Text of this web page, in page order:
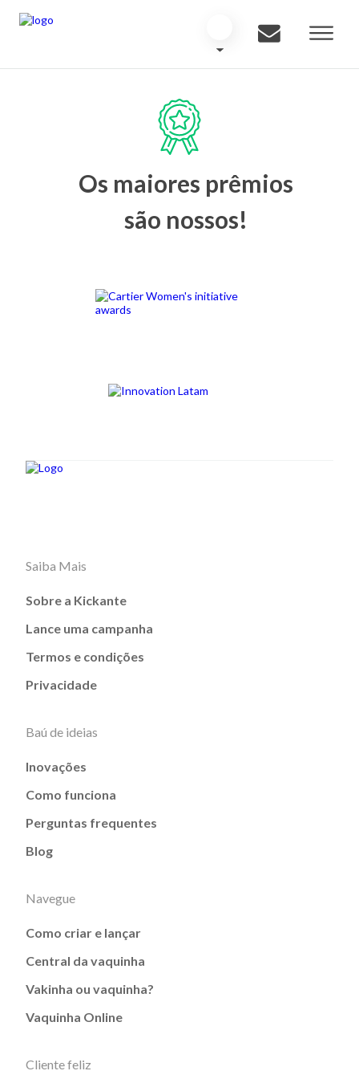
Os maiores prêmios
são nossos!
Saiba Mais
Sobre a Kickante
Lance uma campanha
Termos e condições
Privacidade
Baú de ideias
Inovações
Como funciona
Perguntas frequentes
Blog
Navegue
Como criar e lançar
Central da vaquinha
Vakinha ou vaquinha?
Vaquinha Online
Cliente feliz